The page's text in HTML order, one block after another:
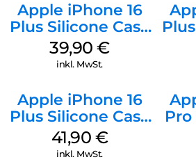
Apple iPhone 16
Plus Silicone Case
MagSafe Plum
39,90€
inkl. MwSt.
Apple iPhone 16
Plus Silicone Case
MagSafe Stone
Gray
41,90 €
inkl. MwSt.
Pro